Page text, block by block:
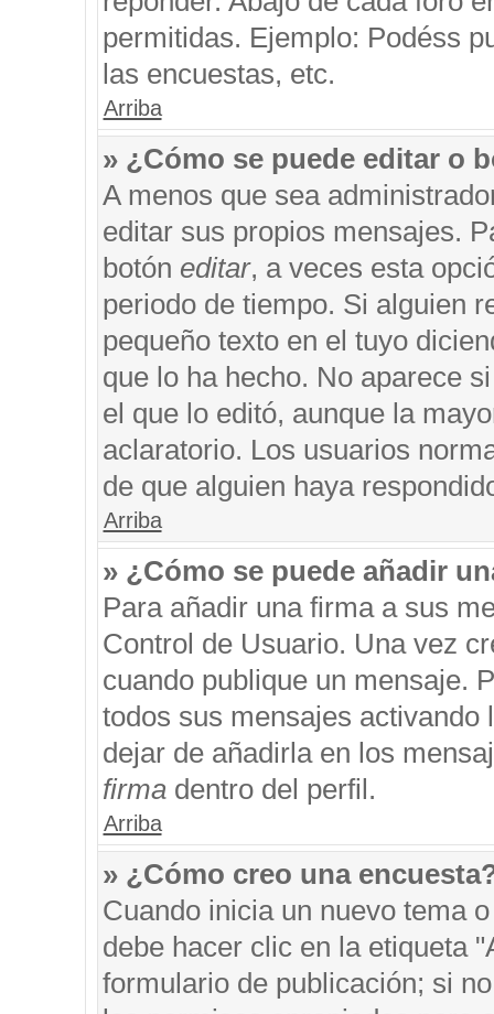
permitidas. Ejemplo: Podéss
las encuestas, etc.
Arriba
» ¿Cómo se puede editar o
A menos que sea
editar sus propios mensajes.
botón editar, a veces esta
periodo de tiempo. Si alguien
pequeño texto en el tuyo
que lo ha hecho. No aparece
el que lo editó, aunque la
aclaratorio. Los usuarios
de que alguien haya
Arriba
» ¿Cómo se puede añadir
Para añadir una firma a sus
Control de Usuario. Una vez
cuando publique un mensaje.
todos sus mensajes
dejar de añadirla en los
firmadentro del perfil.
Arriba
» ¿Cómo creo una
Cuando inicia un nuevo tema
debe hacer clic en la etiqueta
formulario de publicación; si